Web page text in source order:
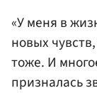
«У меня в
новых
тоже. И
призналась